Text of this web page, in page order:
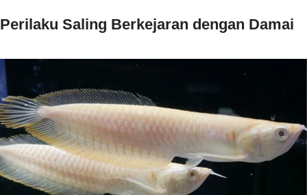
Perilaku Saling Berkejaran dengan Damai